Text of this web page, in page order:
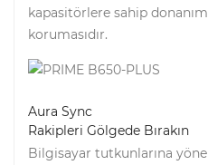
kapasitörlere sahip
korumasıdır.
Aura Sync
Rakipleri Gölgede Bırakın
Bilgisayar tutkunlarına